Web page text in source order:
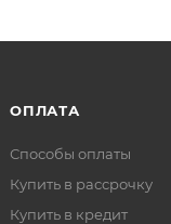
ОПЛАТА
Способы оплаты
Купить в рассрочку
Купить в кредит